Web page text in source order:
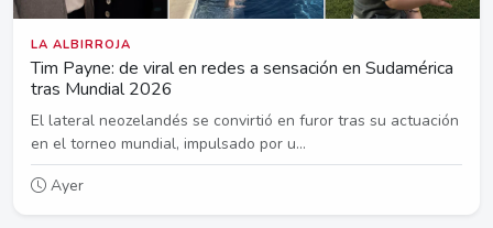
LA ALBIRROJA
Tim Payne: de viral en redes a sensación en Sudamérica
tras Mundial 2026
El lateral neozelandés se convirtió en furor tras su actuación
en el torneo mundial, impulsado por u...
Ayer